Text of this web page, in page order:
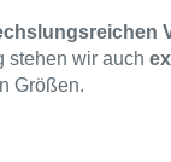
stehen wir auch
Größen.